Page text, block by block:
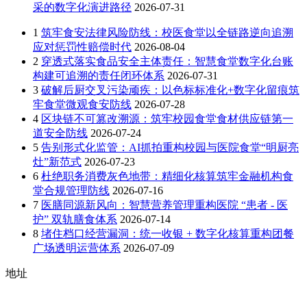
采的数字化演进路径 2026-07-31
1 筑牢食安法律风险防线：校医食堂以全链路逆向追溯
应对惩罚性赔偿时代 2026-08-04
2 穿透式落实食品安全主体责任：智慧食堂数字化台账
构建可追溯的责任闭环体系 2026-07-31
3 破解后厨交叉污染顽疾：以色标标准化+数字化留痕筑
牢食堂微观食安防线 2026-07-28
4 区块链不可篡改溯源：筑牢校园食堂食材供应链第一
道安全防线 2026-07-24
5 告别形式化监管：AI抓拍重构校园与医院食堂“明厨亮
灶”新范式 2026-07-23
6 杜绝职务消费灰色地带：精细化核算筑牢金融机构食
堂合规管理防线 2026-07-16
7 医膳同源新风向：智慧营养管理重构医院 “患者 - 医
护” 双轨膳食体系 2026-07-14
8 堵住档口经营漏洞：统一收银 + 数字化核算重构团餐
广场透明运营体系 2026-07-09
地址